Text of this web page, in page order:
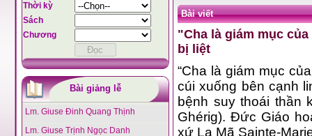
Thời kỳ
Sách
Chương
Bài giảng lễ
Lm. Giuse Đinh Quang Thịnh
Lm. Giuse Trịnh Ngọc Danh
Bài viết
"Cha là giám mục
bị liệt
“Cha là giám mục của
cúi xuống bên cạnh linh
bệnh suy thoái thần kinh làm liệt
Ghérig). Đức Giáo hoàng thăm linh